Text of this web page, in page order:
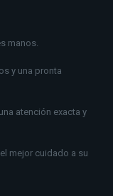
manos.
y una pronta
atención exacta y
mejor cuidado a su